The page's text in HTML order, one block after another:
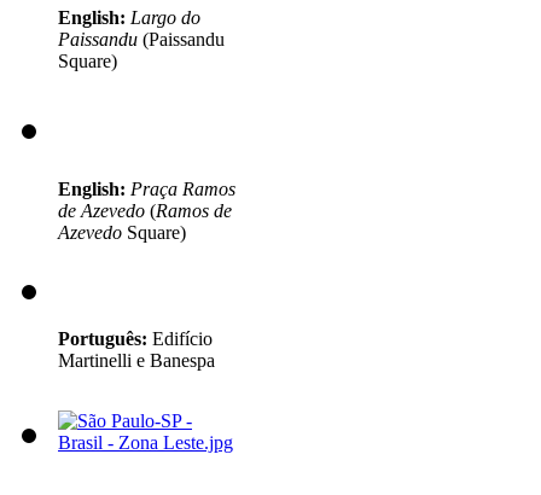
English: Largo do
Paissandu (Paissandu
Square)
English: Praça Ramos
de Azevedo (Ramos de
Azevedo Square)
Português: Edifício
Martinelli e Banespa